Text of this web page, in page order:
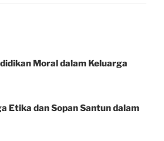
Moral dalam Keluarga
Etika dan Sopan Santun dalam